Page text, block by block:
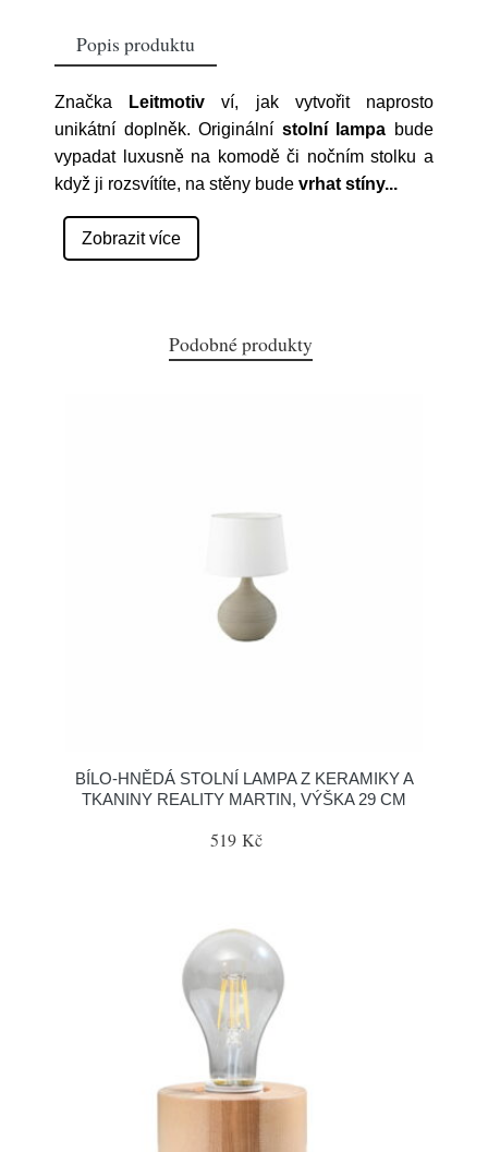
Popis produktu
Značka Leitmotiv ví, jak vytvořit naprosto
unikátní doplněk. Originální stolní lampa bude
vypadat luxusně na komodě či nočním stolku a
když ji rozsvítíte, na stěny bude vrhat stíny...
Zobrazit více
Podobné produkty
BÍLO-HNĚDÁ STOLNÍ LAMPA Z KERAMIKY A
TKANINY REALITY MARTIN, VÝŠKA 29 CM
519 Kč